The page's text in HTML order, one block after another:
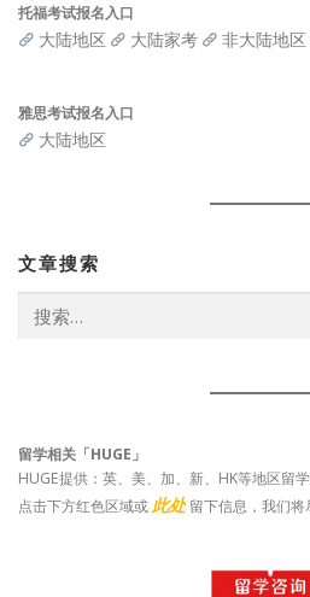
托福考试报名入口
大陆地区 大陆家考 非大陆地
雅思考试报名入口
大陆地区
文章搜索
索：
留学相关「HUGE」
HUGE提供：英、美、加、新、HK等地区留
点击下方红色区域或 此处 留下信息，我们将